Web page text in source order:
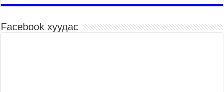
2026 оны 7 сар 15 / 11 цаг 18 минут
Үндэсний их баяр наадам эхэллээ
2026 оны 7 сар 15 / 11 цаг 14 минут
Facebook хуудас